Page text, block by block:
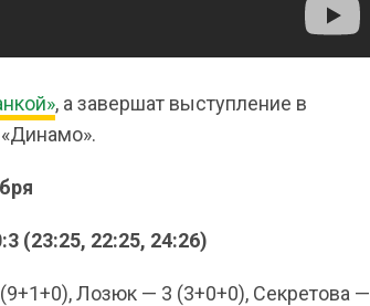
, а завершат выступление в
(23:25, 22:25, 24:26)
Лозюк — 3 (3+0+0), Секретова —